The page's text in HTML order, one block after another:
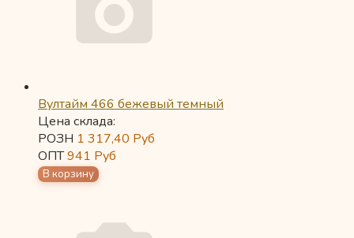
Вултайм 466 бежевый темный
Цена склада:
РОЗН 1 317,40 Руб
ОПТ941 Руб